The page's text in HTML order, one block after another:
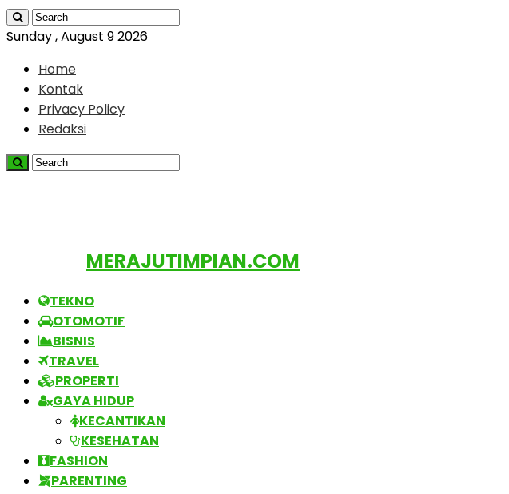
Sunday , August 9 2026
Home
Kontak
Privacy Policy
Redaksi
MERAJUTIMPIAN.COM
TEKNO
OTOMOTIF
BISNIS
TRAVEL
PROPERTI
GAYA HIDUP
KECANTIKAN
KESEHATAN
FASHION
PARENTING